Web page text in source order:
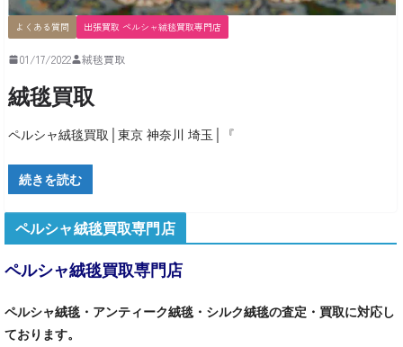
よくある質問 出張買取 ペルシャ絨毯買取専門店
01/17/2022 絨毯買取
絨毯買取
ペルシャ絨毯買取│東京 神奈川 埼玉│『
続きを読む
ペルシャ絨毯買取専門店
ペルシャ絨毯買取専門店
ペルシャ絨毯・アンティーク絨毯・シルク絨毯の査定・買取に対応し
ております。